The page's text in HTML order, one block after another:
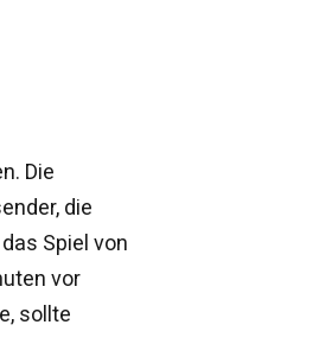
Die
die
Spiel von
vor
sollte